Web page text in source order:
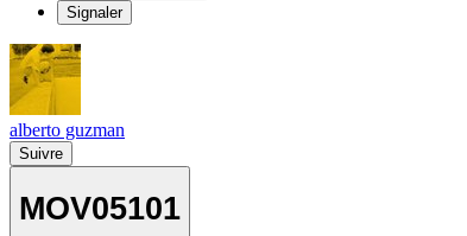
Signaler
alberto guzman
Suivre
MOV05101